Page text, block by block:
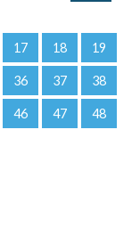
17 18 19
36 37 38
46 47 48